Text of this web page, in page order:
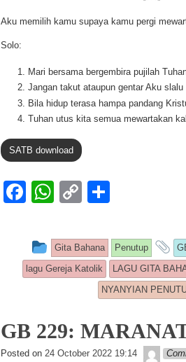
Aku memilih kamu supaya kamu pergi
Solo:
Mari bersama bergembira pujilah
Jangan takut ataupun gentar Aku
Bila hidup terasa hampa pandang
Tuhan utus kita semua mewartakan
SATB download
F
c
e
b
o
k
W
at
s
A
p
C
p
y
Li
k
ar
e
This entry was
Gita Bahana Penutup
lagu Gereja Katolik
LAGU GITA
NYANYIAN
GB 229:
Posted on 24 October 2022 19:14